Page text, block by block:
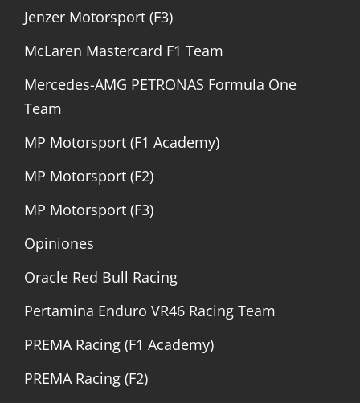
Jenzer Motorsport (F3)
McLaren Mastercard F1 Team
Mercedes-AMG PETRONAS Formula One
Team
MP Motorsport (F1 Academy)
MP Motorsport (F2)
MP Motorsport (F3)
Opiniones
Oracle Red Bull Racing
Pertamina Enduro VR46 Racing Team
PREMA Racing (F1 Academy)
PREMA Racing (F2)